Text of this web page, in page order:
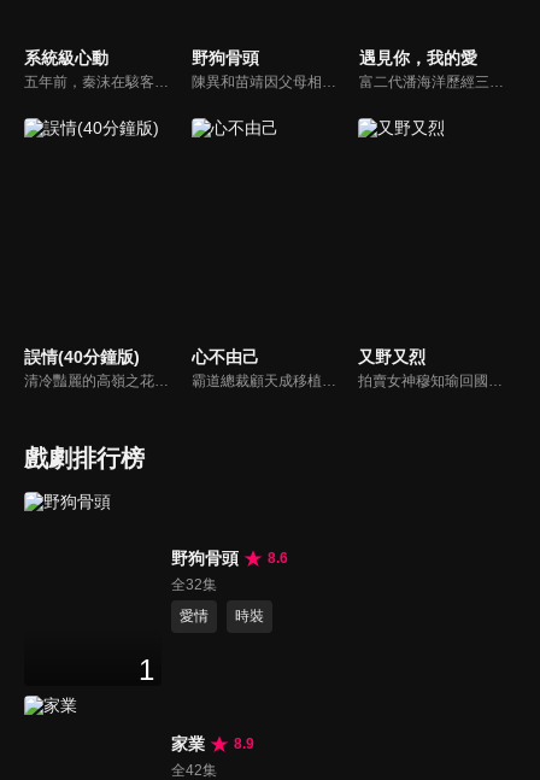
系統級心動 野狗骨頭 遇見你，我的愛
誤情(40分鐘版)
清冷豔麗的高嶺之花江時淺在遭受霸淩、暴力等一系列事件後，華麗蛻變逆襲歸來，用一場精心策劃強勢開啟自己的復仇之路，最終收穫內心救贖與愛情的故事。
心不由己
霸道總裁顧天成移植心臟後竟然愛上了職場對頭秘書林嘉琪，兩人逐漸在工作生活中意識到對方的心意，朝著共同的目標並肩作戰。
又野又烈
拍賣女神穆知瑜回國與繼母奪產，與神祕保鏢沈既白協議訂婚。兩人意外揭開身世翻轉：沈為穆家真繼承人，穆則是被換掉的孤女。面對繼母的偽畫陰謀與綁架，兩人智計合盟，沈更以神祕畫師身份深情守護。最終惡人伏法，兩人在反轉與博弈中假戲真做，攜手守護正義與真愛。
戲劇排行榜
1
野狗骨頭
8.6
全32集
愛情
時裝
家業
8.9
全42集